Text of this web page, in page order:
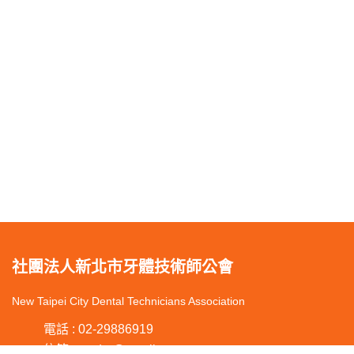
社團法人新北市牙體技術師公會
New Taipei City Dental Technicians Association
電話 : 02-29886919
信箱 : ntcdta@gmail.com